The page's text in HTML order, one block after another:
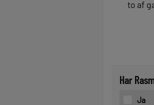
to af
Har
Ja